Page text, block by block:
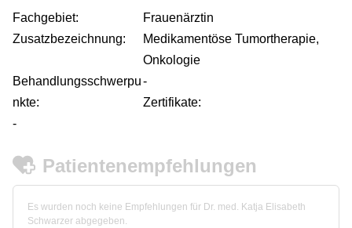
Fachgebiet:
Frauenärztin
Zusatzbezeichnung:
Medikamentöse Tumortherapie,
Onkologie
Behandlungsschwerpu
nkte:
-
Zertifikate:
-
Patientenempfehlungen
Es wurden noch keine Empfehlungen für Dr. med. Katja Elisabeth
Schwarzer abgegeben.